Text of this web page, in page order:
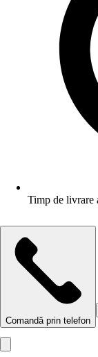
Timp de livrare
Comandă prin telefon